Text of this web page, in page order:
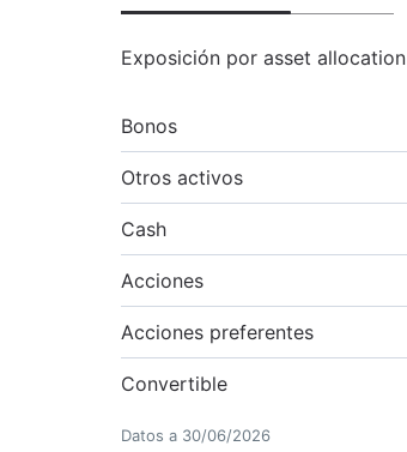
Exposición por asset allocation
Bonos
Otros activos
Cash
Acciones
Acciones preferentes
Convertible
Datos a 30/06/2026